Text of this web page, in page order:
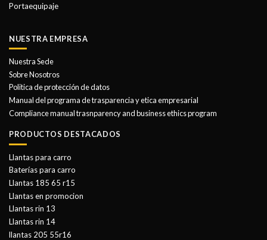
Portaequipaje
NUESTRA EMPRESA
Nuestra Sede
Sobre Nosotros
Politica de protección de datos
Manual del programa de trasparencia y etica empresarial
Compliance manual trasnparency and business ethics program
PRODUCTOS DESTACADOS
Llantas para carro
Baterías para carro
Llantas 185 65 r15
Llantas en promocion
Llantas rin 13
Llantas rin 14
llantas 205 55r16